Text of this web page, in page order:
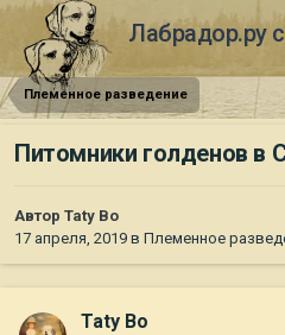
Лабрадор.ру
Племенное разведение
Питомники голденов в
Автор Taty Bo
17 апреля, 2019 в Племенное
Taty Bo